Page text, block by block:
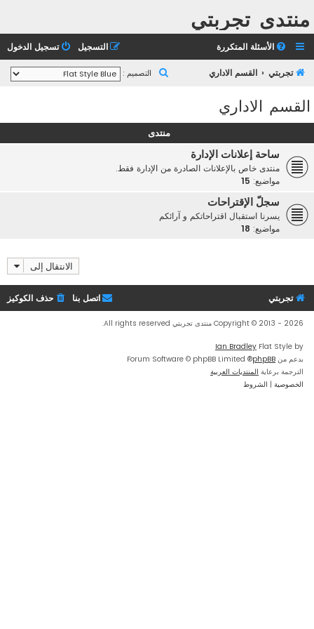
منتدى تجربتي
الأسئلة المتكررة تسجيل الدخول التسجيل
تجربتي القسم الاداري التصميم :
القسم الاداري
منتدى
ساحة إعلانات الإدارة
منتدى خاص بالإعلانات الصادرة من الإدارة فقط.
مواضيع: 15
سجلّ الإقتراحات
يسرنا استقبال اقتراحاتكم و آرائكم
مواضيع: 18
الانتقال إلى
تجربتي حذف الكوكيز اتصل بنا
Copyright © 2013 - 2026 منتدى تجربتي All rights reserved.
Flat Style by
Ian Bradley
بدعم من phpBB
® Forum Software © phpBB Limited
الترجمة برعاية المنتديات العربية
الخصوصية | الشروط